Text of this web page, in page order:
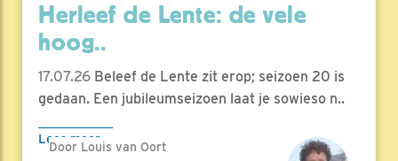
Herleef de Lente: de vele
hoog..
17.07.26 Beleef de Lente zit erop; seizoen 20 is
gedaan. Een jubileumseizoen laat je sowieso n..
Lees meer
Door Louis van Oort